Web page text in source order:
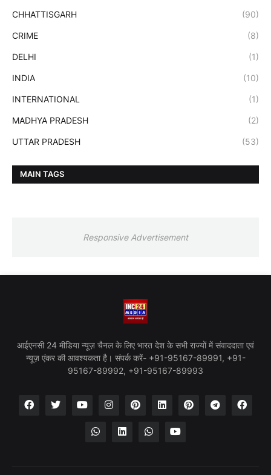
CHHATTISGARH (90)
CRIME (8)
DELHI (1)
INDIA (10)
INTERNATIONAL (1)
MADHYA PRADESH (2)
UTTAR PRADESH (53)
MAIN TAGS
Responsive Advertisement
आईएनसी 24 मीडिया न्यूज़ चैनल के लिए भारत देश के सभी राज्यों में संवाददाता एवं
न्यूज़ एंकर की आवश्यकता है। संपर्क करें- +91-95167-89991, +91-
95167-89992, +91-95167-89993